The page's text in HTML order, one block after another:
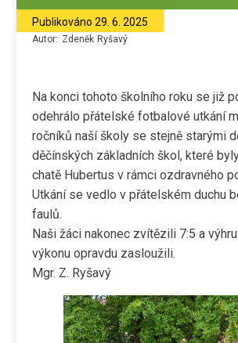
Publikováno 29. 6. 2025
Autor: Zdeněk Ryšavý
Na konci tohoto školního roku se již
odehrálo přátelské fotbalové utkání
ročníků naší školy se stejně starými
děčínských základních škol, které
chatě Hubertus v rámci ozdravného
Utkání se vedlo v přátelském duchu
faulů.
Naši žáci nakonec zvítězili 7:5 a
výkonu opravdu zasloužili.
Mgr. Z. Ryšavý